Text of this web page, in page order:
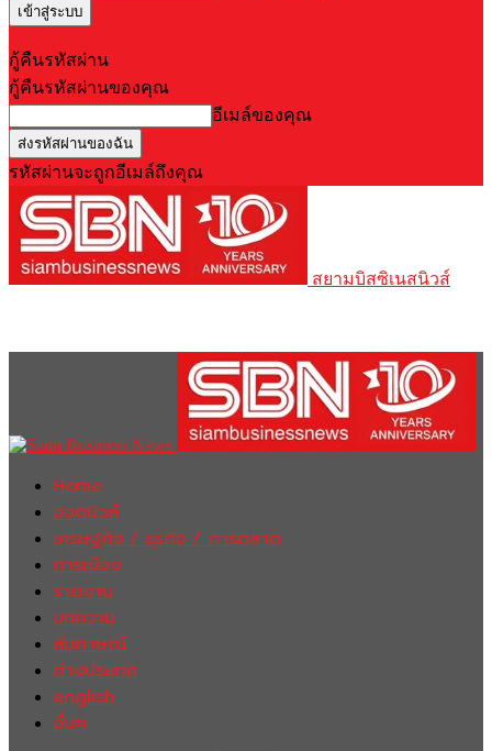
กู้คืนรหัสผ่าน
กู้คืนรหัสผ่านของคุณ
อีเมล์ของคุณ
รหัสผ่านจะถูกอีเมล์ถึงคุณ
สยามบิสซิเนสนิวส์
Home
ฮอตนิวส์
เศรษฐกิจ / ธุรกิจ / การตลาด
การเมือง
รายงาน
บทความ
สัมภาษณ์
ต่างประเทศ
english
อื่นๆ